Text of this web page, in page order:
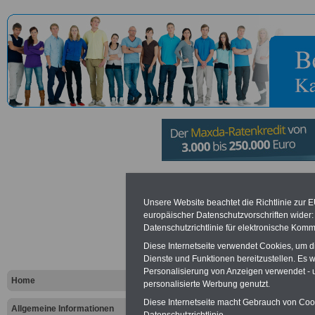
Home
Allgemeine Informationen
Jade-
Unsere Website beachtet die Richtlinie zur
europäischer Datenschutzvorschriften
Datenschutzrichtlinie für elektronische
Diese Internetseite verwendet Cookies, um
Dienste und Funktionen bereitzustellen. Es
Personalisierung von Anzeigen verwendet
personalisierte Werbung genutzt.
Diese Internetseite macht Gebrauch von